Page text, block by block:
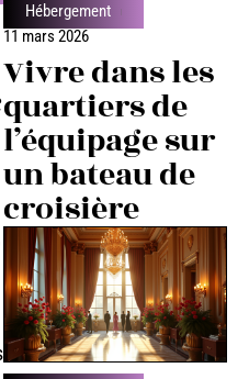
Hébergement
11 mars 2026
Vivre dans les
quartiers de
l’équipage sur
un bateau de
croisière